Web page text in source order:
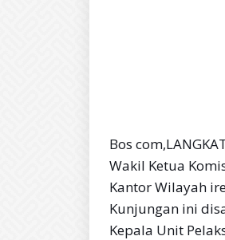
Bos
Wakil Ketua
Kantor Wilayah
Kunjungan ini
Kepala Unit